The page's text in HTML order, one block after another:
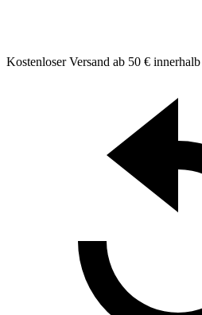
Kostenloser Versand ab 50 €